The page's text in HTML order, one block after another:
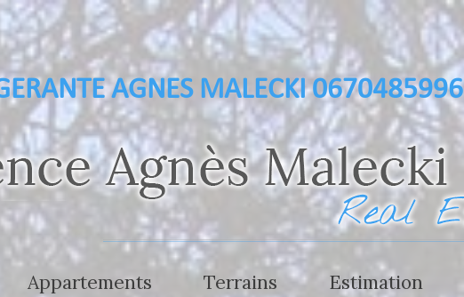
AGNES MALECKI 0670485996
appartements terrains estimation